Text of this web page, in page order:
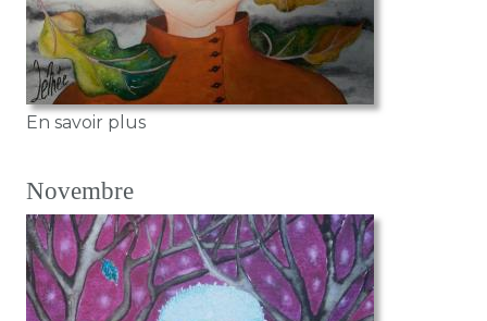
En savoir plussur Georgette
Novembre